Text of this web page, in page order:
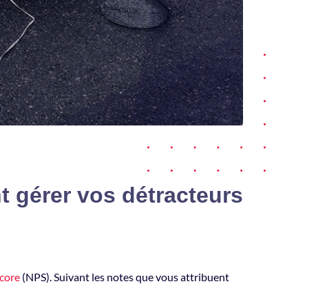
gérer vos détracteurs
(NPS). Suivant les notes que vous attribuent